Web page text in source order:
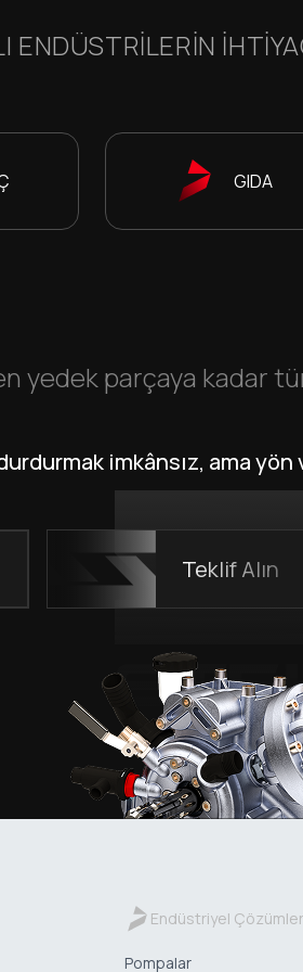
ENDÜSTRILERIN
GIDA
parçaya kadar
durdurmak imkânsız, ama
Teklif Alın
Endüstriyel Çözümler
Pompalar